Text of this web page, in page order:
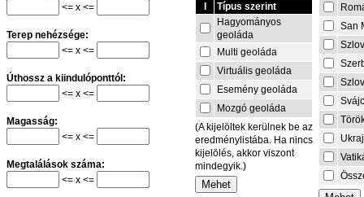
<= x <=
Terep nehézsége:
<= x <=
Úthossz a kiindulóponttól:
<= x <=
Magasság:
<= x <=
Megtalálások száma:
<= x <=
I
Típus szerint
Hagyományos
geoláda
Multi geoláda
Virtuális geoláda
Esemény geoláda
Mozgó geoláda
(A kijelöltek kerülnek be az
eredménylistába. Ha nincs
kijelölés, akkor viszont
mindegyik.)
San